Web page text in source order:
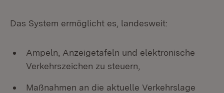
Das System ermöglicht es, landesweit:
Ampeln, Anzeigetafeln und elektronische
Verkehrszeichen zu steuern,
Maßnahmen an die aktuelle Verkehrslage